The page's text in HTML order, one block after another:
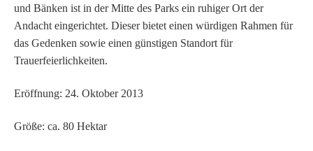
und Bänken ist in der Mitte des Parks ein ruhiger Ort der
Andacht eingerichtet. Dieser bietet einen würdigen Rahmen für
das Gedenken sowie einen günstigen Standort für
Trauerfeierlichkeiten.
Eröffnung: 24. Oktober 2013
Größe: ca. 80 Hektar